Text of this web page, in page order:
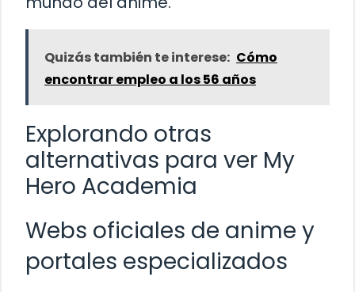
Quizás también te interese: Cómo
encontrar empleo a los 56 años
Explorando otras
alternativas para ver My
Hero Academia
Webs oficiales de anime y
portales especializados